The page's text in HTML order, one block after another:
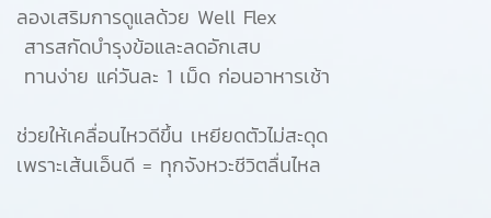
ลองเสริมการดูแลด้วย Well Flex
สารสกัดบำรุงข้อและลดอักเสบ
ทานง่าย แค่วันละ 1 เม็ด ก่อนอาหารเช้า
ช่วยให้เคลื่อนไหวดีขึ้น เหยียดตัวไม่สะดุด
เพราะเส้นเอ็นดี = ทุกจังหวะชีวิตลื่นไหล